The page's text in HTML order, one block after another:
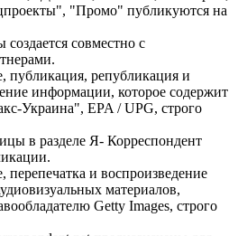
"Промо" публикуются на
совместно с
публикация, републикация и
информации, которое содержит
Украина", EPA / UPG, строго
в разделе Я- Корреспондент
и воспроизведение
материалов,
Getty Images, строго